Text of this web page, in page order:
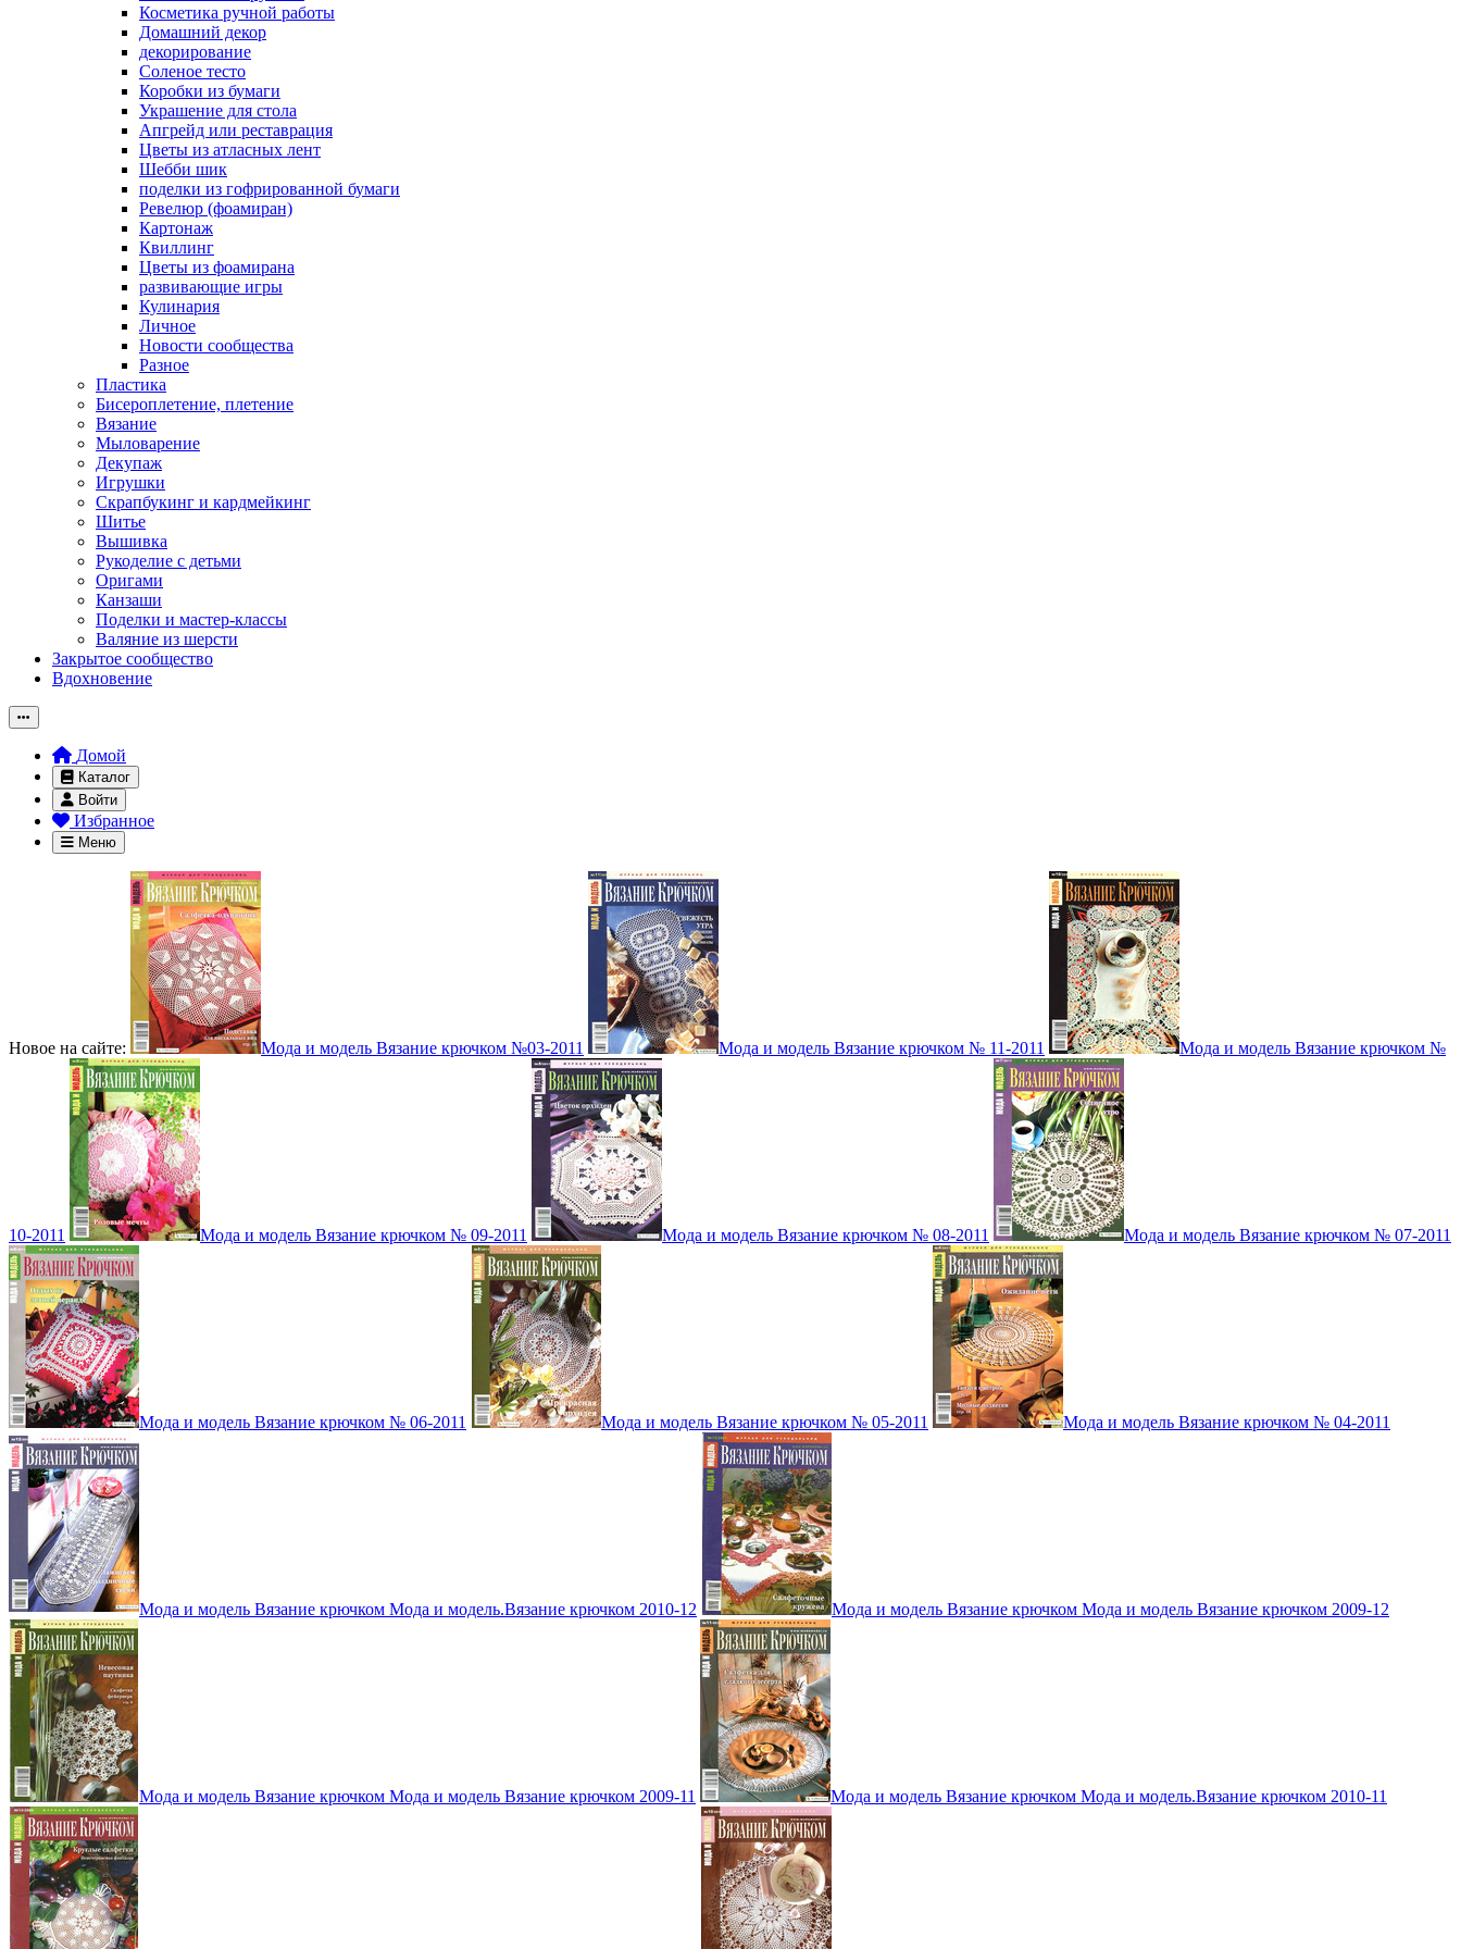
Косметика ручной работы
Домашний декор
декорирование
Соленое тесто
Коробки из бумаги
Украшение для стола
Апгрейд или реставрация
Цветы из атласных лент
Шебби шик
поделки из гофрированной бумаги
Ревелюр (фоамиран)
Картонаж
Квиллинг
Цветы из фоамирана
развивающие игры
Кулинария
Личное
Новости сообщества
Разное
Пластика
Бисероплетение, плетение
Вязание
Мыловарение
Декупаж
Игрушки
Скрапбукинг и кардмейкинг
Шитье
Вышивка
Рукоделие с детьми
Оригами
Канзаши
Поделки и мастер-классы
Валяние из шерсти
Закрытое сообщество
Вдохновение
Домой
Каталог
Войти
Избранное
Меню
Новое на сайте: Мода и модель Вязание крючком №03-2011 Мода и модель Вязание крючком № 11-2011 Мода и модель Вязание крючком №
10-2011 Мода и модель Вязание крючком № 09-2011 Мода и модель Вязание крючком № 08-2011 Мода и модель Вязание крючком № 07-2011
Мода и модель Вязание крючком № 06-2011 Мода и модель Вязание крючком № 05-2011 Мода и модель Вязание крючком № 04-2011
Мода и модель Вязание крючком Мода и модель.Вязание крючком 2010-12 Мода и модель Вязание крючком Мода и модель Вязание крючком 2009-12
Мода и модель Вязание крючком Мода и модель Вязание крючком 2009-11 Мода и модель Вязание крючком Мода и модель.Вязание крючком 2010-11